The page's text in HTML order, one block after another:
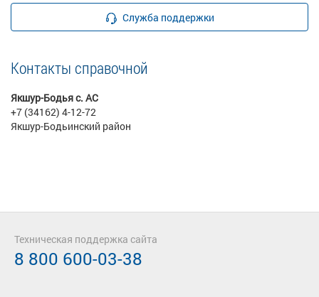
Служба поддержки
Контакты справочной
Якшур-Бодья с. АС
+7 (34162) 4-12-72
Якшур-Бодьинский район
Техническая поддержка сайта
8 800 600-03-38